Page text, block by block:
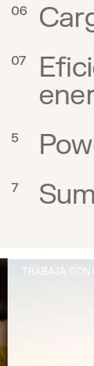
06
07
5
7
TRABAJA CON